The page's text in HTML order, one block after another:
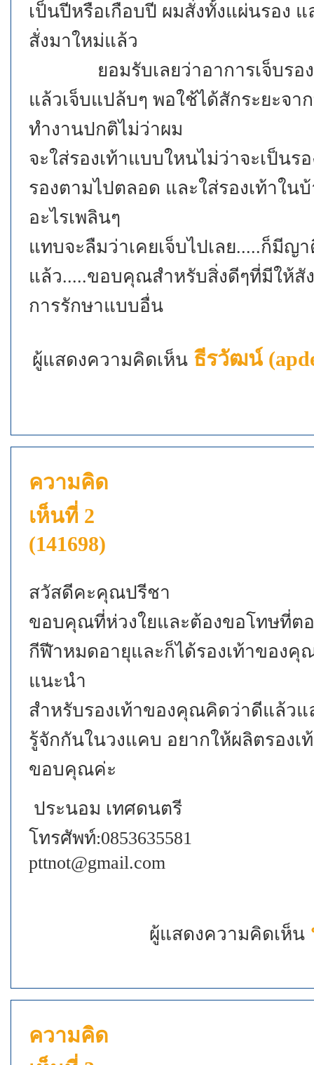
เป็นปีหรือเกือบปี ผมสั่งทั้งแผ่นรอง
สั่งมาใหม่แล้ว
ยอมรับเลยว่าอาการเจ็บรองช้
แล้วเจ็บแปล้บๆ พอใช้ได้สักระยะจา
ทำงานปกติไม่ว่าผม
จะใส่รองเท้าแบบใหนไม่ว่าจะเป็น
รองตามไปตลอด และใส่รองเท้าใ
อะไรเพลินๆ
แทบจะลืมว่าเคยเจ็บไปเลย.....ก็มีญ
แล้ว.....ขอบคุณสำหรับสิ่งดีๆที่มีให้สั
การรักษาแบบอื่น
ผู้แสดงความคิดเห็น ธีรวัฒน์
ความคิด
เห็นที่ 2
(141698)
สวัสดีคะคุณปรีชา
ขอบคุณที่ห่วงใยและต้องขอโทษที่ตอ
กีฬีาหมดอายุและก็ได้รองเท้าของ
แนะนำ
สำหรับรองเท้าของคุณคิดว่าดีแล้วแ
รู้จักกันในวงแคบ อยากให้ผลิตรองเ
ขอบคุณค่ะ
ประนอม เทศดนตรี
โทรศัพท์:0853635581
pttnot@gmail.com
ผู้แสดงความคิดเห็น
ความคิด